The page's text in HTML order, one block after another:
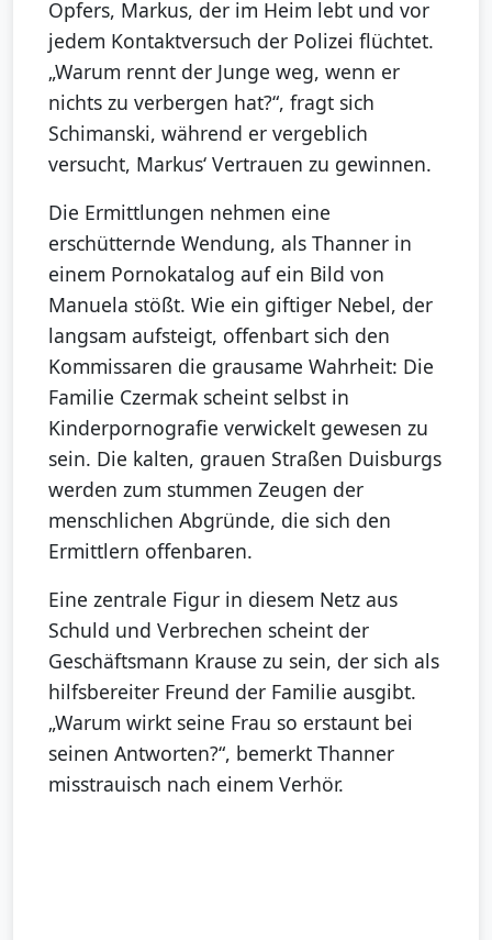
Opfers, Markus, der im Heim lebt und vor
jedem Kontaktversuch der Polizei flüchtet.
„Warum rennt der Junge weg, wenn er
nichts zu verbergen hat?“, fragt sich
Schimanski, während er vergeblich
versucht, Markus‘ Vertrauen zu gewinnen.
Die Ermittlungen nehmen eine
erschütternde Wendung, als Thanner in
einem Pornokatalog auf ein Bild von
Manuela stößt. Wie ein giftiger Nebel, der
langsam aufsteigt, offenbart sich den
Kommissaren die grausame Wahrheit: Die
Familie Czermak scheint selbst in
Kinderpornografie verwickelt gewesen zu
sein. Die kalten, grauen Straßen Duisburgs
werden zum stummen Zeugen der
menschlichen Abgründe, die sich den
Ermittlern offenbaren.
Eine zentrale Figur in diesem Netz aus
Schuld und Verbrechen scheint der
Geschäftsmann Krause zu sein, der sich als
hilfsbereiter Freund der Familie ausgibt.
„Warum wirkt seine Frau so erstaunt bei
seinen Antworten?“, bemerkt Thanner
misstrauisch nach einem Verhör.